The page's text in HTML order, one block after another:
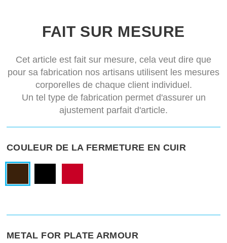
FAIT SUR MESURE
Cet article est fait sur mesure, cela veut dire que
pour sa fabrication nos artisans utilisent les mesures
corporelles de chaque client individuel.
Un tel type de fabrication permet d'assurer un
ajustement parfait d'article.
COULEUR DE LA FERMETURE EN CUIR
METAL FOR PLATE ARMOUR